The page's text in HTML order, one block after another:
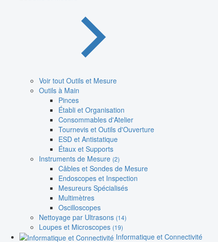
Voir tout Outils et Mesure
Outils à Main
Pinces
Établi et Organisation
Consommables d'Atelier
Tournevis et Outils d'Ouverture
ESD et Antistatique
Étaux et Supports
Instruments de Mesure (2)
Câbles et Sondes de Mesure
Endoscopes et Inspection
Mesureurs Spécialisés
Multimètres
Oscilloscopes
Nettoyage par Ultrasons (14)
Loupes et Microscopes (19)
Informatique et Connectivité